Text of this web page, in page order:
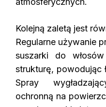
Kolejną zaletą jest
Regularne używanie
suszarki do
strukturę, powodując
Spray
ochronną na